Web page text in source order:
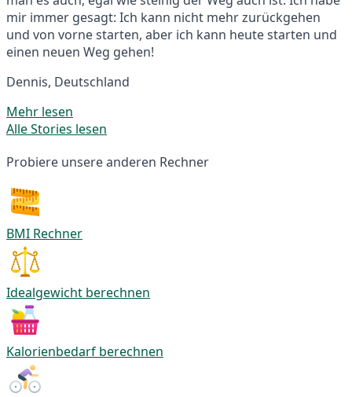
mir immer gesagt: Ich kann nicht mehr zurückgehen
und von vorne starten, aber ich kann heute starten und
einen neuen Weg gehen!
Dennis, Deutschland
Mehr lesen
Alle Stories lesen
Probiere unsere anderen Rechner
BMI Rechner
Idealgewicht berechnen
Kalorienbedarf berechnen